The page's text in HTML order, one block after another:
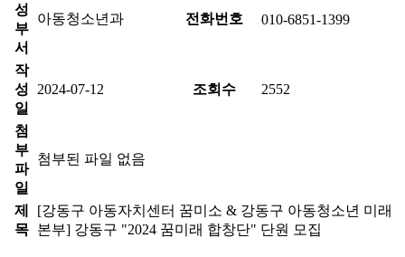
성
부
서
아동청소년과 전화번호 010-6851-1399
작
성
일
2024-07-12 조회수 2552
첨
부
파
일
첨부된 파일 없음
제
목
[강동구 아동자치센터 꿈미소 & 강동구 아동청소년 미래
본부] 강동구 "2024 꿈미래 합창단" 단원 모집